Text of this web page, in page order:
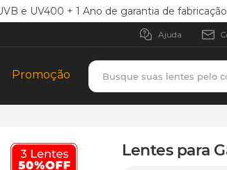
e UV400 + 1 Ano de garantia de
Ajuda
Promoção
Busque suas lentes
Lentes para